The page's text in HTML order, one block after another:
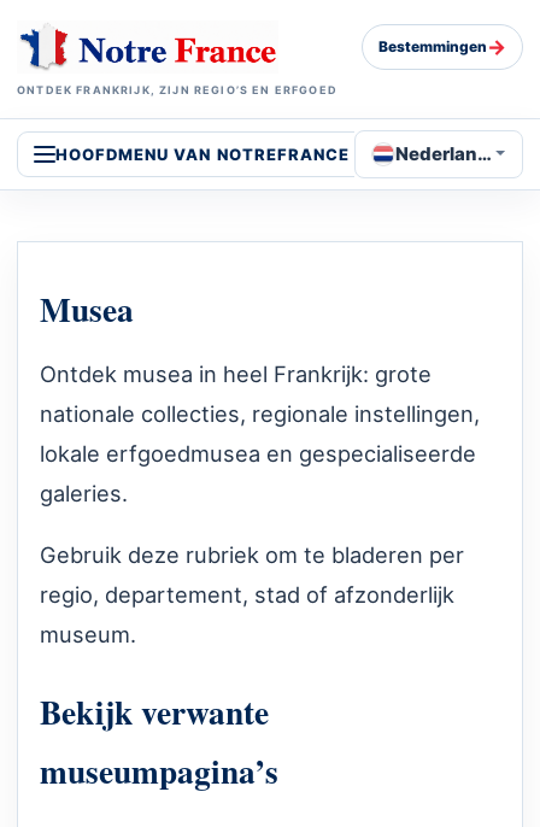
ONTDEK FRANKRIJK, ZIJN REGIO’S EN ERFGOED
Bestemmingen →
HOOFDMENU VAN NOTREFRANCE Nederlands
Musea
Ontdek musea in heel Frankrijk: grote
nationale collecties, regionale instellingen,
lokale erfgoedmusea en gespecialiseerde
galeries.
Gebruik deze rubriek om te bladeren per
regio, departement, stad of afzonderlijk
museum.
Bekijk verwante
museumpagina’s